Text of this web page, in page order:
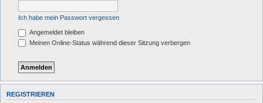
Ich habe mein Passwort vergessen
Angemeldet bleiben
Meinen Online-Status während dieser Sitzung verbergen
REGISTRIEREN